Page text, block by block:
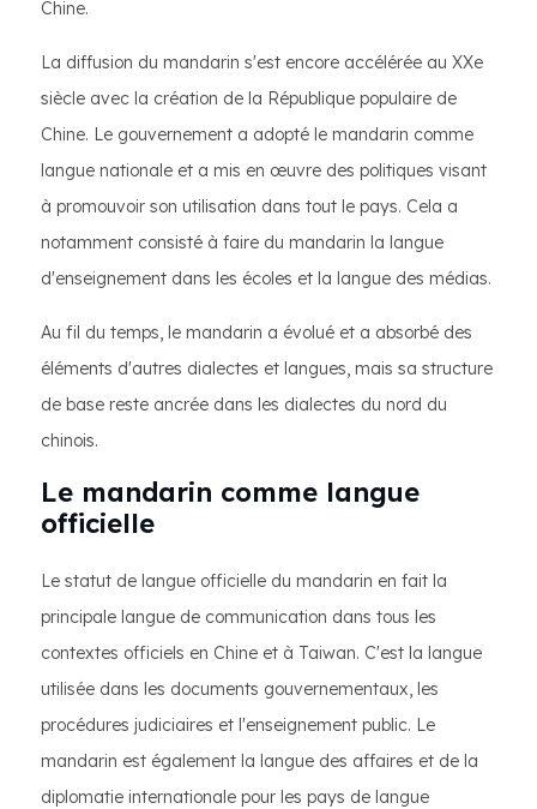
Chine.
La diffusion du mandarin s'est encore accélérée au XXe
siècle avec la création de la République populaire de
Chine. Le gouvernement a adopté le mandarin comme
langue nationale et a mis en œuvre des politiques visant
à promouvoir son utilisation dans tout le pays. Cela a
notamment consisté à faire du mandarin la langue
d'enseignement dans les écoles et la langue des médias.
Au fil du temps, le mandarin a évolué et a absorbé des
éléments d'autres dialectes et langues, mais sa structure
de base reste ancrée dans les dialectes du nord du
chinois.
Le mandarin comme langue
officielle
Le statut de langue officielle du mandarin en fait la
principale langue de communication dans tous les
contextes officiels en Chine et à Taiwan. C'est la langue
utilisée dans les documents gouvernementaux, les
procédures judiciaires et l'enseignement public. Le
mandarin est également la langue des affaires et de la
diplomatie internationale pour les pays de langue